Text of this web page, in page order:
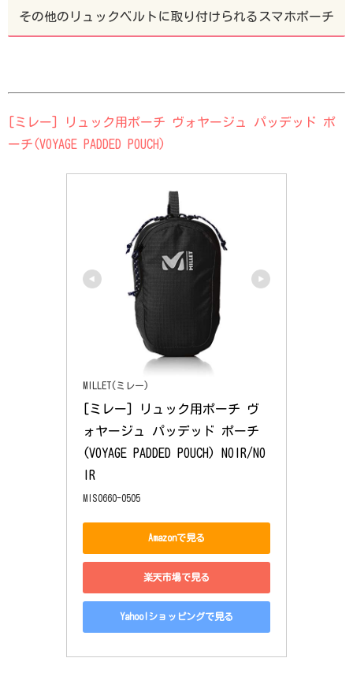
その他のリュックベルトに取り付けられるスマホポーチ
[ミレー] リュック用ポーチ ヴォヤージュ パッデッド ポ
ーチ(VOYAGE PADDED POUCH)
MILLET(ミレー)
[ミレー] リュック用ポーチ ヴ
ォヤージュ パッデッド ポーチ
(VOYAGE PADDED POUCH) NOIR/NO
IR
MIS0660-0505
Amazonで見る
楽天市場で見る
Yahoo!ショッピングで見る